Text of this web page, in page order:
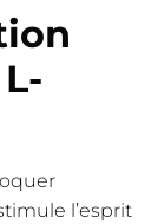
l’esprit